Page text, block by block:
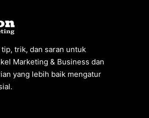
trik, dan saran untuk
Marketing & Business dan
yang lebih baik mengatur